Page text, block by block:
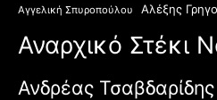
Αγγελική Σπυροπούλου Αλέξης
Αναρχικό Στέκι
Ανδρέας Τσαβδαρίδης